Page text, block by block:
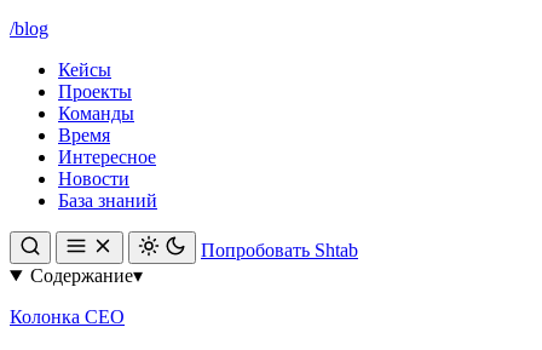
/blog
Кейсы
Проекты
Команды
Время
Интересное
Новости
База знаний
Попробовать Shtab
Содержание▾
Колонка CEO